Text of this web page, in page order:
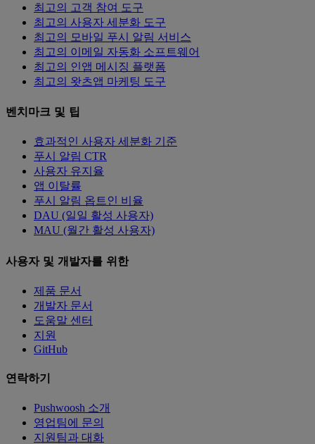
최고의 고객 참여 도구
최고의 사용자 세분화 도구
최고의 모바일 푸시 알림 서비스
최고의 이메일 자동화 소프트웨어
최고의 인앱 메시징 플랫폼
최고의 왓츠앱 마케팅 도구
벤치마크 및 팁
효과적인 사용자 세분화 기준
푸시 알림 CTR
사용자 유지율
앱 이탈률
푸시 알림 옵트인 비율
DAU (일일 활성 사용자)
MAU (월간 활성 사용자)
사용자 및 개발자를 위한
제품 문서
개발자 문서
도움말 센터
지원
GitHub
연락하기
Pushwoosh 소개
영업팀에 문의
지원팀과 대화